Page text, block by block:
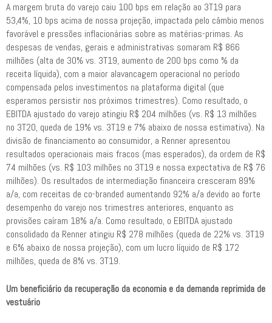
A margem bruta do varejo caiu 100 bps em relação ao 3T19 para
53,4%, 10 bps acima de nossa projeção, impactada pelo câmbio menos
favorável e pressões inflacionárias sobre as matérias-primas. As
despesas de vendas, gerais e administrativas somaram R$ 866
milhões (alta de 30% vs. 3T19, aumento de 200 bps como % da
receita líquida), com a maior alavancagem operacional no período
compensada pelos investimentos na plataforma digital (que
esperamos persistir nos próximos trimestres). Como resultado, o
EBITDA ajustado do varejo atingiu R$ 204 milhões (vs. R$ 13 milhões
no 3T20, queda de 19% vs. 3T19 e 7% abaixo de nossa estimativa). Na
divisão de financiamento ao consumidor, a Renner apresentou
resultados operacionais mais fracos (mas esperados), da ordem de R$
74 milhões (vs. R$ 103 milhões no 3T19 e nossa expectativa de R$ 76
milhões). Os resultados de intermediação financeira cresceram 89%
a/a, com receitas de co-branded aumentando 92% a/a devido ao forte
desempenho do varejo nos trimestres anteriores, enquanto as
provisões caíram 18% a/a. Como resultado, o EBITDA ajustado
consolidado da Renner atingiu R$ 278 milhões (queda de 22% vs. 3T19
e 6% abaixo de nossa projeção), com um lucro líquido de R$ 172
milhões, queda de 8% vs. 3T19.
Um beneficiário da recuperação da economia e da demanda reprimida de
vestuário